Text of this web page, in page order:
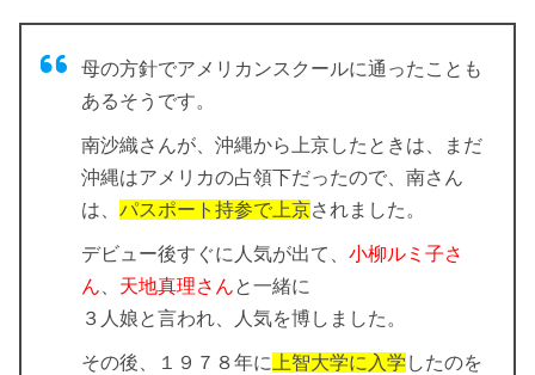
母の方針でアメリカンスクールに通ったことも
あるそうです。
南沙織さんが、沖縄から上京したときは、まだ
沖縄はアメリカの占領下だったので、南さん
は、 パスポート持参で上京されました。
デビュー後すぐに人気が出て、 小柳ルミ子さ
ん
天地真理さんと一緒に
３人娘と言われ、人気を博しました。
その後、 １９７８年に 上智大学に入学 したのを